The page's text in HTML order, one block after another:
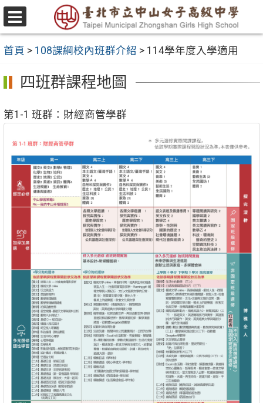
跳
至
要
內
容
區
選
單
首頁 > 108課綱校內班群介紹 > 114學年度入學適用
四班群課程地圖
第1-1 班群：財經商管學群